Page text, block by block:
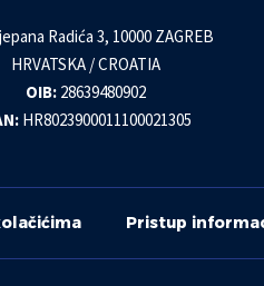
Radića 3, 10000 ZAGREB
HRVATSKA / CROATIA
OIB:28639480902
HR8023900011100021305
Pristup